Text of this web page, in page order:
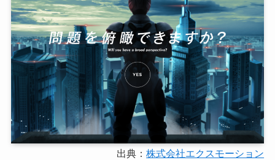
出典：株式会社エクスモーション